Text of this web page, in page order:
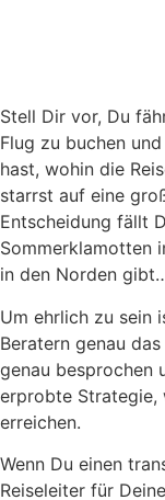
Stell Dir vor, Du
Flug zu buchen
hast, wohin die
starrst auf eine
Entscheidung fällt
Sommerklamotten
in den Norden
Um ehrlich zu sein
Beratern genau
genau besprochen
erprobte Strategie,
erreichen.
Wenn Du einen
Reiseleiter für